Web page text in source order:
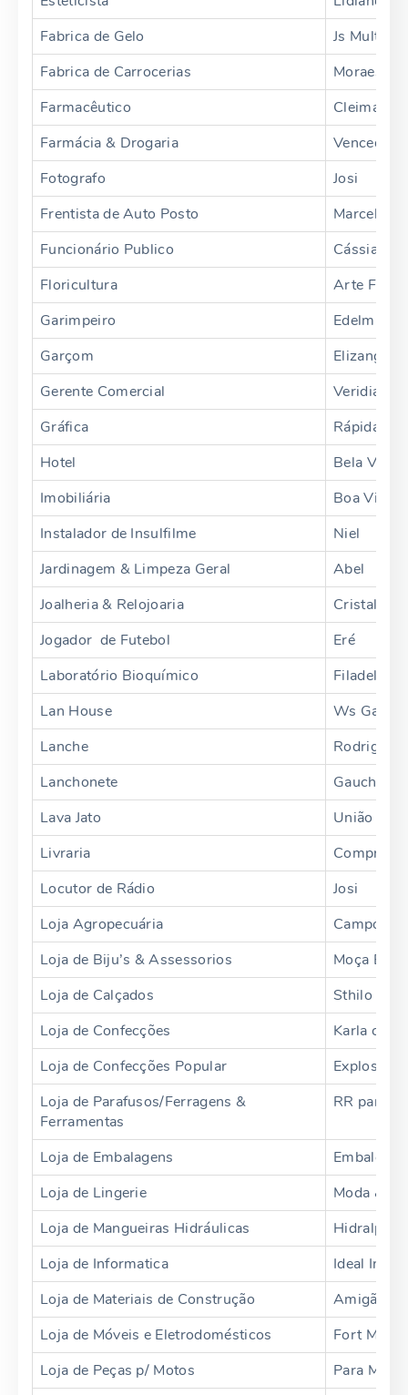
Fabrica de Gelo
Js
Fabrica de Carrocerias
Moraes
Farmacêutico
Cleimar
Farmácia & Drogaria
Vencedora
Fotografo
Josi
Frentista de Auto Posto
Marcelo
Funcionário Publico
Cássia
Floricultura
Arte
Garimpeiro
Edelmir
Garçom
Elizangela
Gerente Comercial
Veridiana
Gráfica
Rápida
Hotel
Bela Vista
Imobiliária
Boa Vista
Instalador de Insulfilme
Niel
Jardinagem & Limpeza Geral
Abel
Joalheria & Relojoaria
Cristal
Jogador de Futebol
Eré
Laboratório Bioquímico
Filadelphia
Lan House
Ws Games
Lanche
Rodrigo
Lanchonete
Gaucho
Lava Jato
União
Livraria
Locutor de Rádio
Josi
Loja Agropecuária
Campo e
Loja de Biju’s & Assessorios
Moça Biju
Loja de Calçados
Sthilo
Loja de Confecções
Karla
Loja de Confecções Popular
Explosão
Loja de Parafusos/Ferragens &
Ferramentas
RR
Loja de Embalagens
Embale
Loja de Lingerie
Moda &
Loja de Mangueiras Hidráulicas
Loja de Informatica
Ideal
Loja de Materiais de Construção
Amigão
Loja de Móveis e Eletrodomésticos
Fort
Loja de Peças p/ Motos
Para